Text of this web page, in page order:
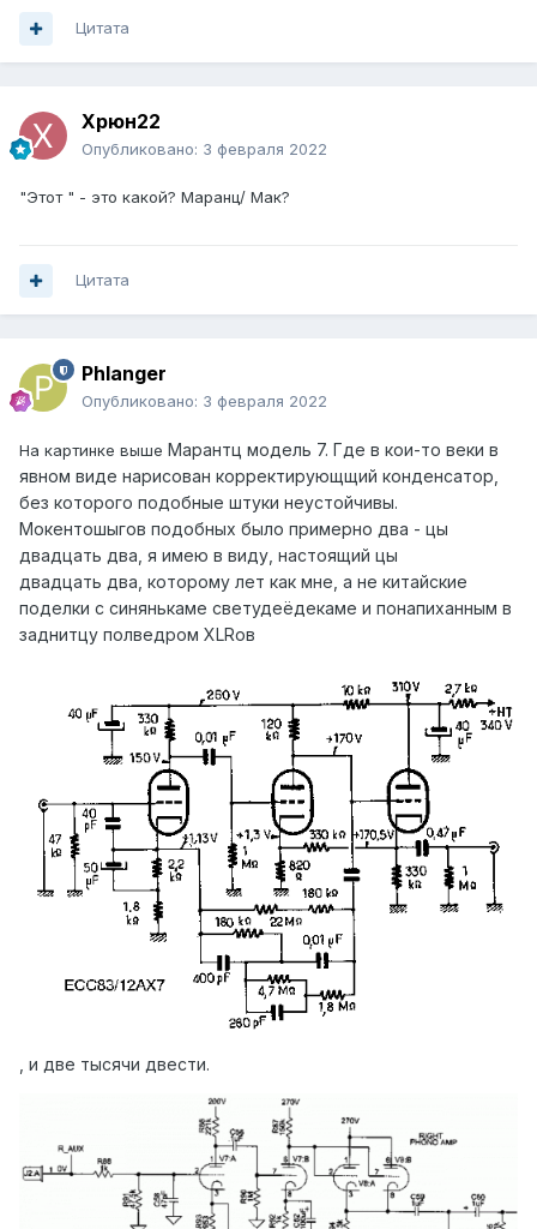
Цитата
Xpюн22
Опубликовано: 3 февраля 2022
"Этот " - это какой? Маранц/ Мак?
Цитата
Phlanger
Опубликовано: 3 февраля 2022
На картинке выше Марантц модель 7. Где в кои-то веки в
явном виде нарисован корректирующщий конденсатор,
без которого подобные штуки неустойчивы.
Мокентошыгов подобных было примерно два - цы
двадцать два, я имею в виду, настоящий цы
двадцать два, которому лет как мне, а не китайские
поделки с синянькаме светудеёдекаме и понапиханным в
заднитцу полведром XLRов
, и две тысячи двести.